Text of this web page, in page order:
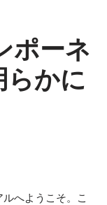
ポーネ
らかに
へようこそ。こ